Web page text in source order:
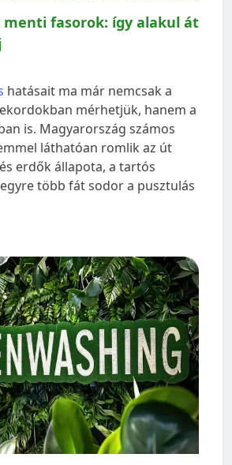
menti fasorok: így alakul át
hatásait ma már nemcsak a
mérhetjük, hanem a
is. Magyarország számos
láthatóan romlik az út
erdők állapota, a tartós
több fát sodor a pusztulás